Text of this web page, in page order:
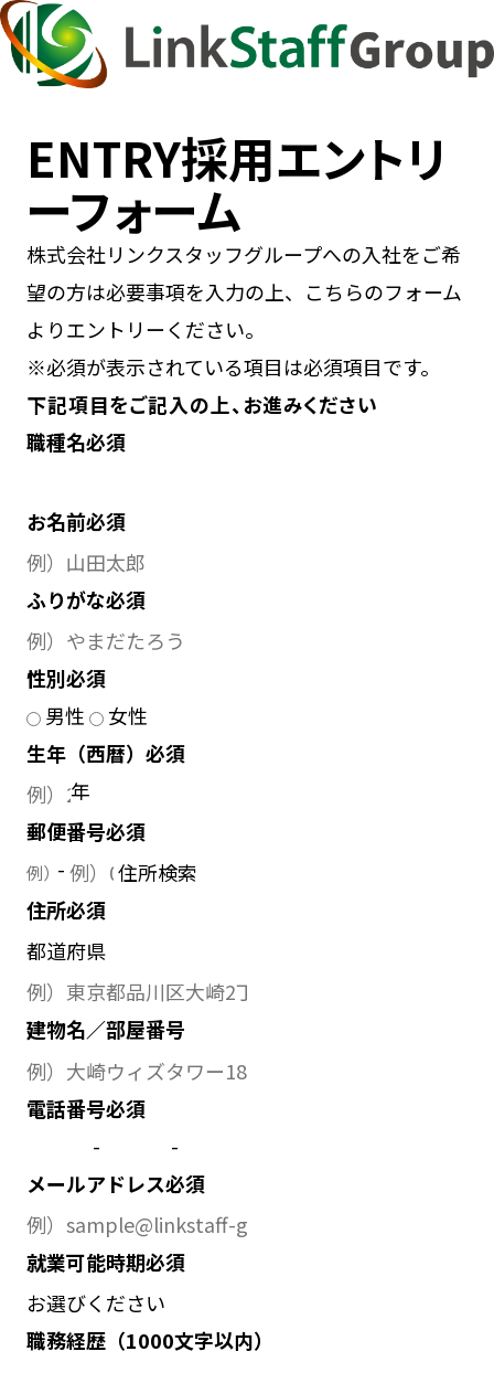
ENTRY採用エントリ
ーフォーム
株式会社リンクスタッフグループへの入社をご希
望の方は必要事項を入力の上、こちらのフォーム
よりエントリーください。
※必須が表示されている項目は必須項目です。
下記項目をご記入の上、お進みください
職種名必須
お名前必須
ふりがな必須
性別必須
男性
女性
生年（西暦） 必須
年
郵便番号必須
-
住所検索
住所必須
建物名／部屋番号
電話番号必須
-
-
メールアドレス必須
就業可能時期必須
職務経歴（1000文字以内）